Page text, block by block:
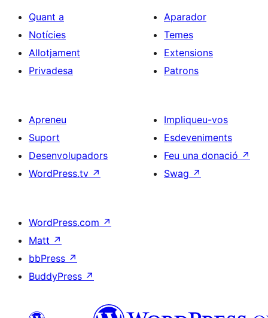
Quant a
Notícies
Allotjament
Privadesa
Aparador
Temes
Extensions
Patrons
Apreneu
Suport
Desenvolupadors
WordPress.tv ↗
Impliqueu-vos
Esdeveniments
Feu una donació ↗
Swag ↗
WordPress.com ↗
Matt ↗
bbPress ↗
BuddyPress ↗